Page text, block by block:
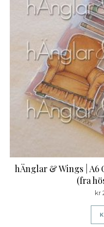
hÄnglar & Wings | A6
(fra
kr